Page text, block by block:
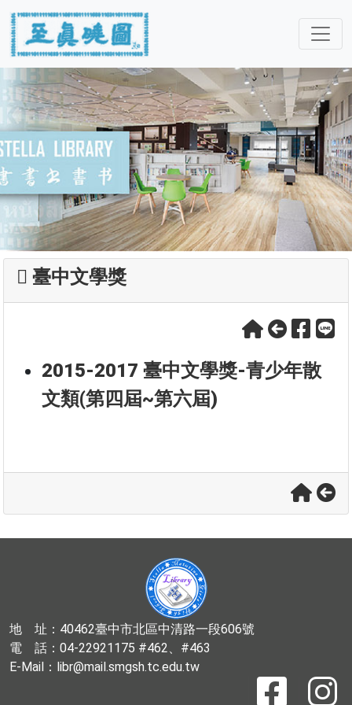
臺中文學獎
2015-2017 臺中文學獎-青少年散
文類(第四屆~第六屆)
地 址：40462臺中市北區中清路一段606號
電 話：04-22921175 #462、#463
E-Mail：libr@mail.smgsh.tc.edu.tw